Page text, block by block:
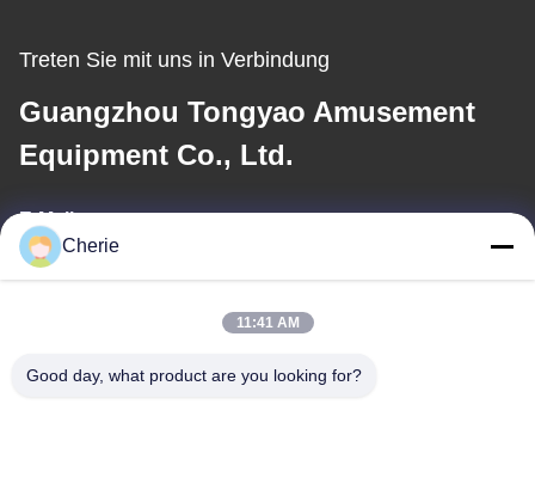
Treten Sie mit uns in Verbindung
Guangzhou Tongyao Amusement
Equipment Co., Ltd.
E-Mail
Cherie
11:41 AM
Good day, what product are you looking for?